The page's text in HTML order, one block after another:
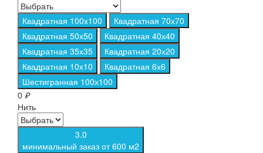
Квадратная 100х100
Квадратная 70х70
Квадратная 50х50
Квадратная 40х40
Квадратная 35х35
Квадратная 20х20
Квадратная 10х10
Квадратная 6х6
Шестигранная 100х100
0 ₽
Нить
3.0
минимальный заказ от 600 м2